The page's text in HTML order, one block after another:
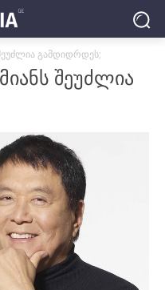
გამდიდრდეს;
შეუძლია